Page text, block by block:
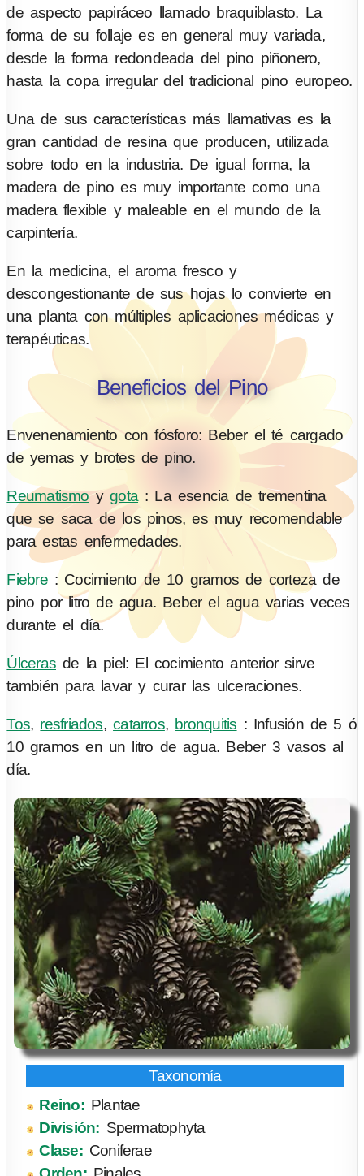
de aspecto papiráceo llamado braquiblasto. La
forma de su follaje es en general muy variada,
desde la forma redondeada del pino piñonero,
hasta la copa irregular del tradicional pino europeo.
Una de sus características más llamativas es la
gran cantidad de resina que producen, utilizada
sobre todo en la industria. De igual forma, la
madera de pino es muy importante como una
madera flexible y maleable en el mundo de la
carpintería.
En la medicina, el aroma fresco y
descongestionante de sus hojas lo convierte en
una planta con múltiples aplicaciones médicas y
terapéuticas.
Beneficios del Pino
Envenenamiento con fósforo: Beber el té cargado
de yemas y brotes de pino.
Reumatismoygota : La esencia de trementina
que se saca de los pinos, es muy recomendable
para estas enfermedades.
Fiebre: Cocimiento de 10 gramos de corteza de
pino por litro de agua. Beber el agua varias veces
durante el día.
Úlceras de la piel: El cocimiento anterior sirve
también para lavar y curar las ulceraciones.
Tos, resfriados,catarros, bronquitis : Infusión de 5 ó
10 gramos en un litro de agua. Beber 3 vasos al
día.
Reino:Plantae
División: Spermatophyta
Clase:Coniferae